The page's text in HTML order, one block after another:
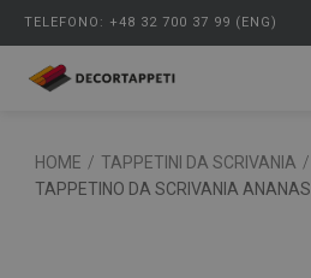
TELEFONO: +48 32 700 37 99 (ENG)
HOME / TAPPETINI DA SCRIVANIA /
TAPPETINO DA SCRIVANIA ANANAS